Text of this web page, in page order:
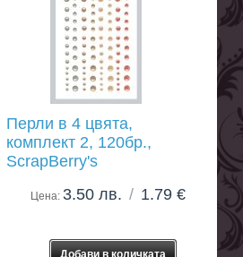
Перли в 4 цвята,
комплект 2, 120бр.,
ScrapBerry's
Цена: 3.50 лв. / 1.79 €